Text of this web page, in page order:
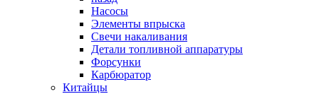
Насосы
Элементы впрыска
Свечи накаливания
Детали топливной аппаратуры
Форсунки
Карбюратор
Китайцы